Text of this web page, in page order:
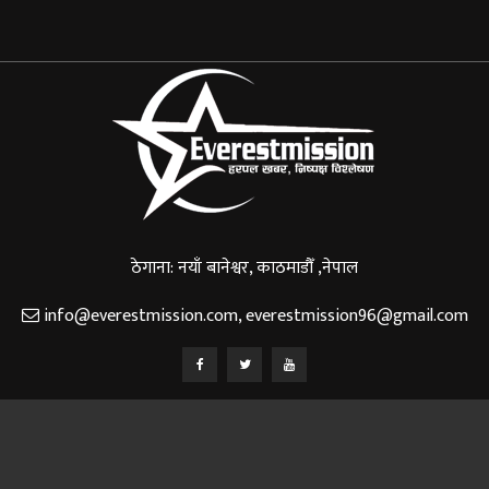
ठेगाना: नयाँ बानेश्वर, काठमाडौँ ,नेपाल
info@everestmission.com,everestmission96@gmail.com